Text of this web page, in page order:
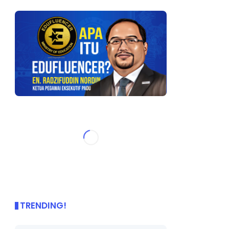
TRENDING!